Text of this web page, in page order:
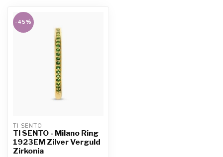
-45%
TI SENTO
TI SENTO - Milano Ring
1923EM Zilver Verguld
Zirkonia